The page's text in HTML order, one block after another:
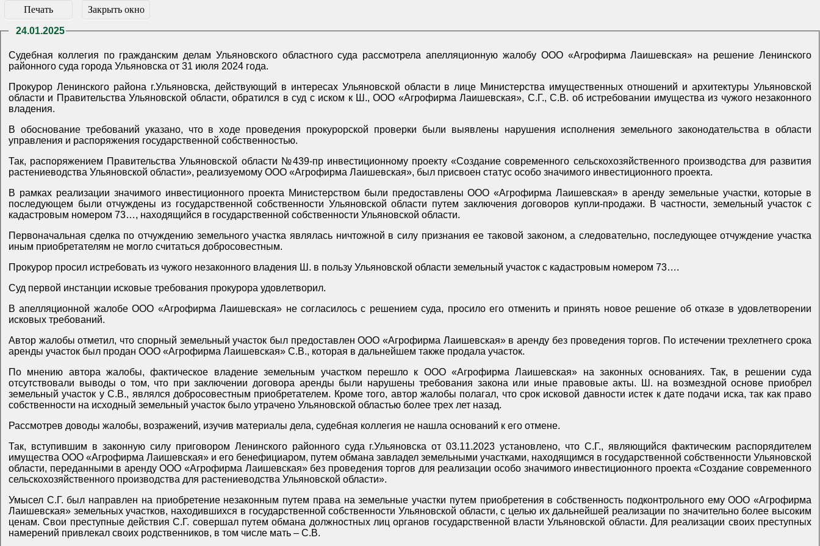
Печать Закрыть окно
24.01.2025
Судебная коллегия по гражданским делам Ульяновского областного суда рассмотрела апелляционную жалобу ООО «Агрофирма Лаишевская» на решение Ленинского
районного суда города Ульяновска от 31 июля 2024 года.
Прокурор Ленинского района г.Ульяновска, действующий в интересах Ульяновской области в лице Министерства имущественных отношений и архитектуры Ульяновской
области и Правительства Ульяновской области, обратился в суд с иском к Ш., ООО «Агрофирма Лаишевская», С.Г., С.В. об истребовании имущества из чужого незаконного
владения.
В обоснование требований указано, что в ходе проведения прокурорской проверки были выявлены нарушения исполнения земельного законодательства в области
управления и распоряжения государственной собственностью.
Так, распоряжением Правительства Ульяновской области №439-пр инвестиционному проекту «Создание современного сельскохозяйственного производства для развития
растениеводства Ульяновской области», реализуемому ООО «Агрофирма Лаишевская», был присвоен статус особо значимого инвестиционного проекта.
В рамках реализации значимого инвестиционного проекта Министерством были предоставлены ООО «Агрофирма Лаишевская» в аренду земельные участки, которые в
последующем были отчуждены из государственной собственности Ульяновской области путем заключения договоров купли-продажи. В частности, земельный участок с
кадастровым номером 73…, находящийся в государственной собственности Ульяновской области.
Первоначальная сделка по отчуждению земельного участка являлась ничтожной в силу признания ее таковой законом, а следовательно, последующее отчуждение участка
иным приобретателям не могло считаться добросовестным.
Прокурор просил истребовать из чужого незаконного владения Ш. в пользу Ульяновской области земельный участок с кадастровым номером 73….
Суд первой инстанции исковые требования прокурора удовлетворил.
В апелляционной жалобе ООО «Агрофирма Лаишевская» не согласилось с решением суда, просило его отменить и принять новое решение об отказе в удовлетворении
исковых требований.
Автор жалобы отметил, что спорный земельный участок был предоставлен ООО «Агрофирма Лаишевская» в аренду без проведения торгов. По истечении трехлетнего срока
аренды участок был продан ООО «Агрофирма Лаишевская» С.В., которая в дальнейшем также продала участок.
По мнению автора жалобы, фактическое владение земельным участком перешло к ООО «Агрофирма Лаишевская» на законных основаниях. Так, в решении суда
отсутствовали выводы о том, что при заключении договора аренды были нарушены требования закона или иные правовые акты. Ш. на возмездной основе приобрел
земельный участок у С.В., являлся добросовестным приобретателем. Кроме того, автор жалобы полагал, что срок исковой давности истек к дате подачи иска, так как право
собственности на исходный земельный участок было утрачено Ульяновской областью более трех лет назад.
Рассмотрев доводы жалобы, возражений, изучив материалы дела, судебная коллегия не нашла оснований к его отмене.
Так, вступившим в законную силу приговором Ленинского районного суда г.Ульяновска от 03.11.2023 установлено, что С.Г., являющийся фактическим распорядителем
имущества ООО «Агрофирма Лаишевская» и его бенефициаром, путем обмана завладел земельными участками, находящимся в государственной собственности Ульяновской
области, переданными в аренду ООО «Агрофирма Лаишевская» без проведения торгов для реализации особо значимого инвестиционного проекта «Создание современного
сельскохозяйственного производства для растениеводства Ульяновской области».
Умысел С.Г. был направлен на приобретение незаконным путем права на земельные участки путем приобретения в собственность подконтрольного ему ООО «Агрофирма
Лаишевская» земельных участков, находившихся в государственной собственности Ульяновской области, с целью их дальнейшей реализации по значительно более высоким
ценам. Свои преступные действия С.Г. совершал путем обмана должностных лиц органов государственной власти Ульяновской области. Для реализации своих преступных
намерений привлекал своих родственников, в том числе мать – С.В.